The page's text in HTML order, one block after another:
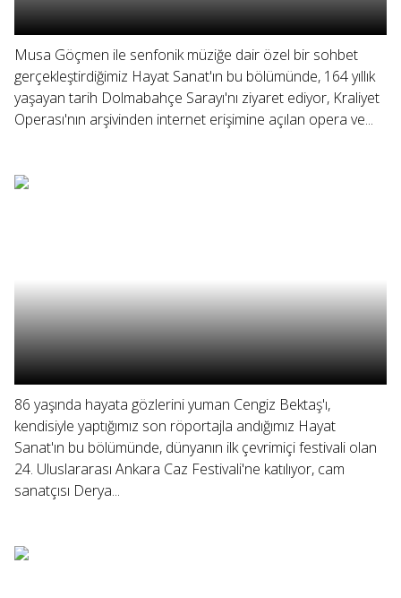
Musa Göçmen ile senfonik müziğe dair özel bir sohbet
gerçekleştirdiğimiz Hayat Sanat'ın bu bölümünde, 164 yıllık
yaşayan tarih Dolmabahçe Sarayı'nı ziyaret ediyor, Kraliyet
Operası'nın arşivinden internet erişimine açılan opera ve...
86 yaşında hayata gözlerini yuman Cengiz Bektaş'ı,
kendisiyle yaptığımız son röportajla andığımız Hayat
Sanat'ın bu bölümünde, dünyanın ilk çevrimiçi festivali olan
24. Uluslararası Ankara Caz Festivali'ne katılıyor, cam
sanatçısı Derya...